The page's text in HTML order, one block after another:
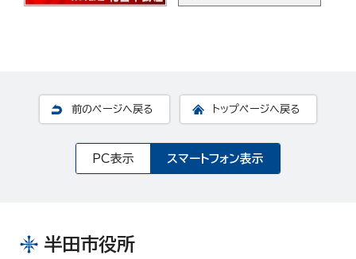
前のページへ戻る トップページへ戻る
PC表示 スマートフォン表示
半田市役所